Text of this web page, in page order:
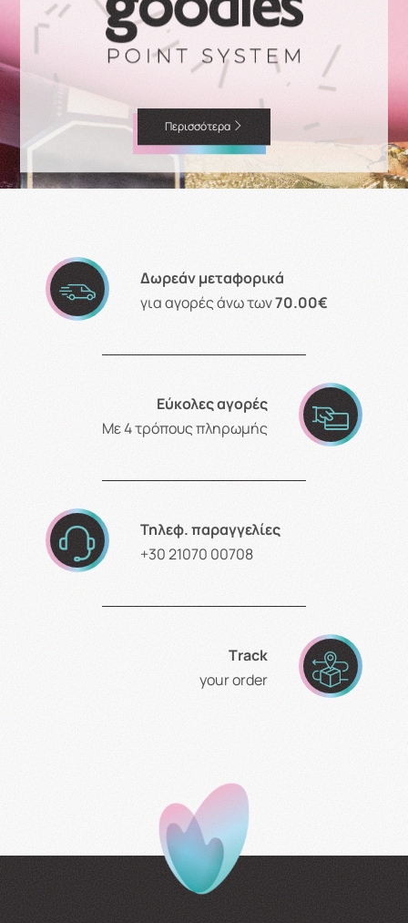
Περισσότερα
Δωρεάν μεταφορικά
για αγορές άνω των70.00€
Εύκολες αγορές
Με 4 τρόπους πληρωμής
Τηλεφ. παραγγελίες
+30 21070 00708
Τrack
your order